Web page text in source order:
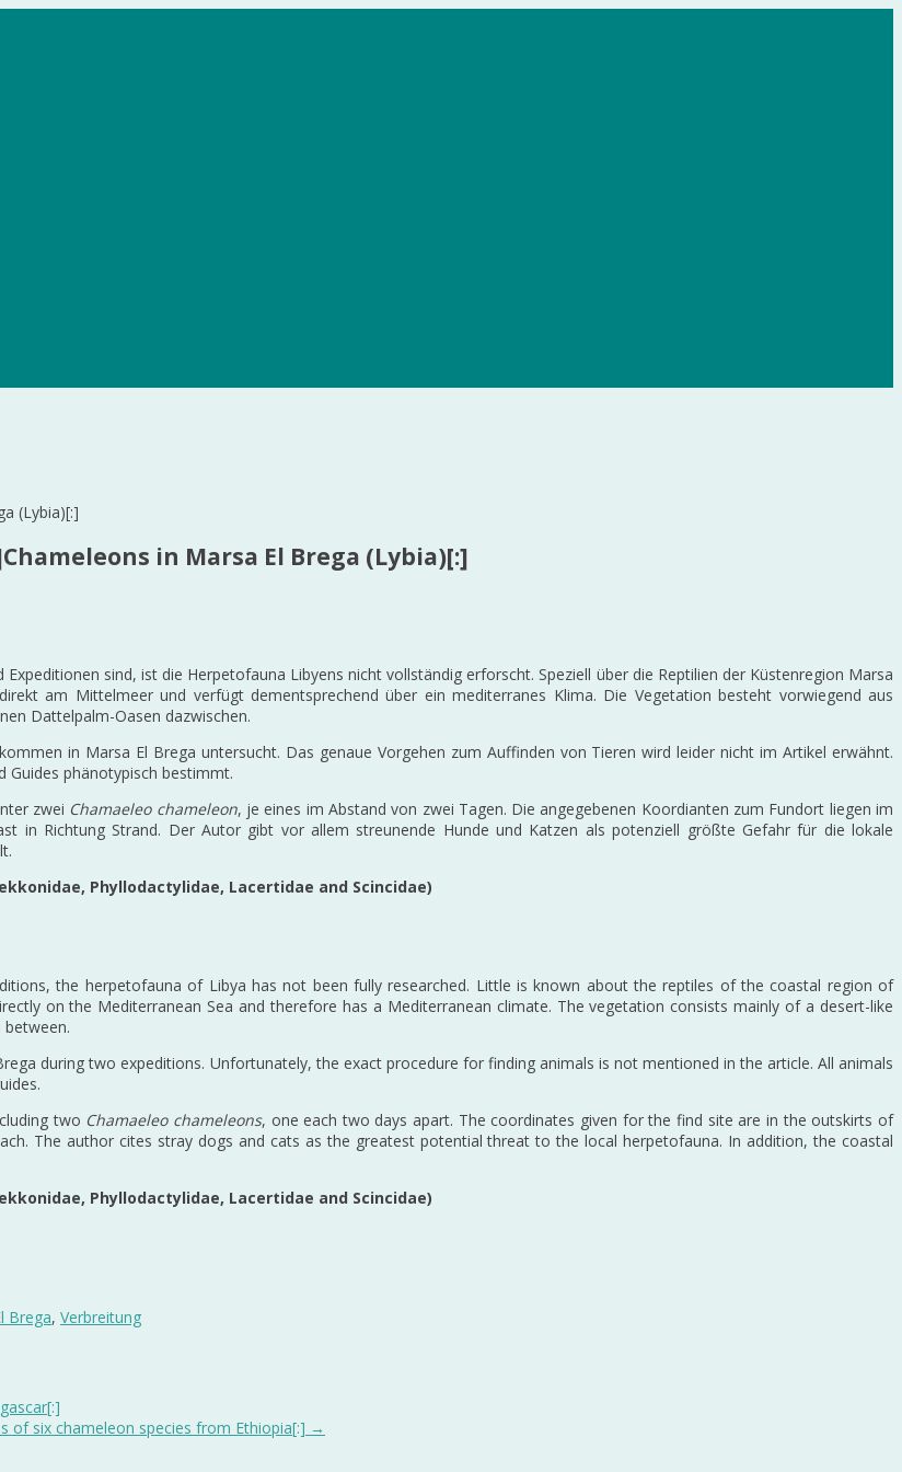
in Marsa El Brega (Lybia)[:]
sind, ist die Herpetofauna Libyens nicht vollständig erforscht. Speziell über die Reptilien der Küstenregion Marsa
am Mittelmeer und verfügt dementsprechend über ein mediterranes Klima. Die Vegetation besteht vorwiegend aus
Dattelpalm-Oasen dazwischen.
in Marsa El Brega untersucht. Das genaue Vorgehen zum Auffinden von Tieren wird leider nicht im Artikel erwähnt.
Guides phänotypisch bestimmt.
zwei Chamaeleo chameleon, je eines im Abstand von zwei Tagen. Die angegebenen Koordianten zum Fundort liegen im
in Richtung Strand. Der Autor gibt vor allem streunende Hunde und Katzen als potenziell größte Gefahr für die lokale
Phyllodactylidae, Lacertidae and Scincidae)
the herpetofauna of Libya has not been fully researched. Little is known about the reptiles of the coastal region of
on the Mediterranean Sea and therefore has a Mediterranean climate. The vegetation consists mainly of a desert-like
during two expeditions. Unfortunately, the exact procedure for finding animals is not mentioned in the article. All animals
two Chamaeleo chameleons, one each two days apart. The coordinates given for the find site are in the outskirts of
The author cites stray dogs and cats as the greatest potential threat to the local herpetofauna. In addition, the coastal
Phyllodactylidae, Lacertidae and Scincidae)
Brega, Verbreitung
of six chameleon species from Ethiopia[:] →